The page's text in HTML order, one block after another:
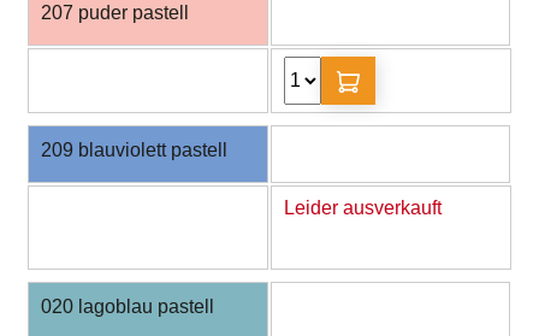
207 puder pastell
209 blauviolett pastell
Leider ausverkauft
020 lagoblau pastell